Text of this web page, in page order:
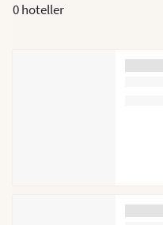
0 hoteller